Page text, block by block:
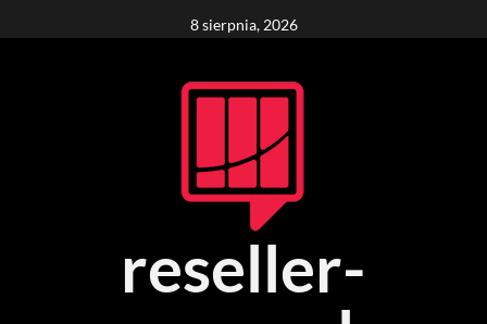
to
8 sierpnia, 2026
reseller-